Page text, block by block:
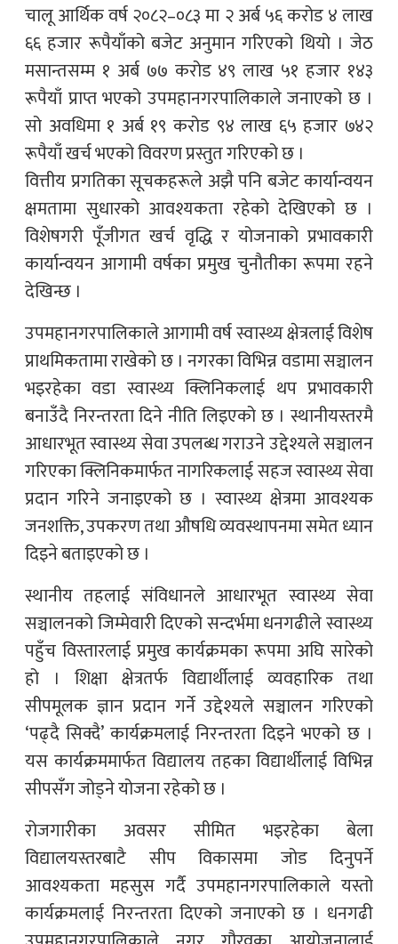
चालू आर्थिक वर्ष २०८२–०८३ मा २ अर्ब ५६ करोड ४ लाख
६६ हजार रूपैयाँको बजेट अनुमान गरिएको थियो । जेठ
मसान्तसम्म १ अर्ब ७७ करोड ४९ लाख ५१ हजार १४३
रूपैयाँ प्राप्त भएको उपमहानगरपालिकाले जनाएको छ ।
सो अवधिमा १ अर्ब १९ करोड ९४ लाख ६५ हजार ७४२
रूपैयाँ खर्च भएको विवरण प्रस्तुत गरिएको छ ।
वित्तीय प्रगतिका सूचकहरूले अझै पनि बजेट कार्यान्वयन
क्षमतामा सुधारको आवश्यकता रहेको देखिएको छ ।
विशेषगरी पूँजीगत खर्च वृद्धि र योजनाको प्रभावकारी
कार्यान्वयन आगामी वर्षका प्रमुख चुनौतीका रूपमा रहने
देखिन्छ ।
उपमहानगरपालिकाले आगामी वर्ष स्वास्थ्य क्षेत्रलाई विशेष
प्राथमिकतामा राखेको छ । नगरका विभिन्न वडामा सञ्चालन
भइरहेका वडा स्वास्थ्य क्लिनिकलाई थप प्रभावकारी
बनाउँदै निरन्तरता दिने नीति लिइएको छ । स्थानीयस्तरमै
आधारभूत स्वास्थ्य सेवा उपलब्ध गराउने उद्देश्यले सञ्चालन
गरिएका क्लिनिकमार्फत नागरिकलाई सहज स्वास्थ्य सेवा
प्रदान गरिने जनाइएको छ । स्वास्थ्य क्षेत्रमा आवश्यक
जनशक्ति, उपकरण तथा औषधि व्यवस्थापनमा समेत ध्यान
दिइने बताइएको छ ।
स्थानीय तहलाई संविधानले आधारभूत स्वास्थ्य सेवा
सञ्चालनको जिम्मेवारी दिएको सन्दर्भमा धनगढीले स्वास्थ्य
पहुँच विस्तारलाई प्रमुख कार्यक्रमका रूपमा अघि सारेको
हो । शिक्षा क्षेत्रतर्फ विद्यार्थीलाई व्यवहारिक तथा
सीपमूलक ज्ञान प्रदान गर्ने उद्देश्यले सञ्चालन गरिएको
‘पढ्दै सिक्दै’ कार्यक्रमलाई निरन्तरता दिइने भएको छ ।
यस कार्यक्रममार्फत विद्यालय तहका विद्यार्थीलाई विभिन्न
सीपसँग जोड्ने योजना रहेको छ ।
रोजगारीका अवसर सीमित भइरहेका बेला
विद्यालयस्तरबाटै सीप विकासमा जोड दिनुपर्ने
आवश्यकता महसुस गर्दै उपमहानगरपालिकाले यस्तो
कार्यक्रमलाई निरन्तरता दिएको जनाएको छ । धनगढी